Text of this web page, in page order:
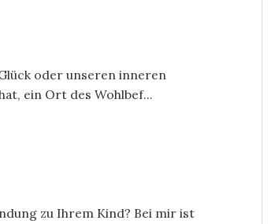
oder unseren inneren
ein Ort des Wohlbef...
zu Ihrem Kind? Bei mir ist